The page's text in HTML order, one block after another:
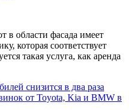
в области фасада имеет
которая соответствует
такая услуга, как аренда
от Toyota, Kia и BMW в